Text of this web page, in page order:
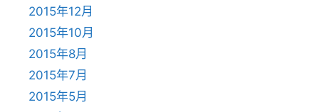
2015年12月
2015年10月
2015年8月
2015年7月
2015年5月